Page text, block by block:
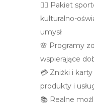
🏃‍♀️ Pakiet
kulturalno-
umysł
🌸 Programy
wspierające
💳 Zniżki i
produkty i
📚 Realne